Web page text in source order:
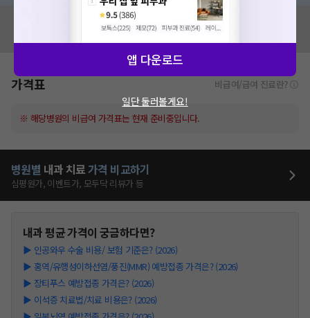
혹시 잘못된 병원정보가 있나요?
모두닥 팀에 알려주세요!
가격표 비급여/급여 진료란?
※ 해당병원의 비급여 가격표는 현재 준비중입니다.
병원별 내과 치료가격 비교하기
심평원가, 이벤트가, 모두닥 리뷰가 등
내과평균 가격이 궁금하다면?
▶ 인공와우 수술 비용/ 보험 기준은? (2026)
▶ 홍역/유행성이하선염/풍진(MMR) 예방접종 가격은? (2026)
▶ 장티푸스 예방접종 가격은? (2026)
▶ 이석증 치료법/치료 비용은? (2026)
앱 다운로드
일단 둘러볼게요!